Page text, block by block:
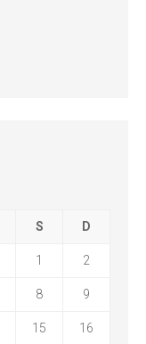
S D
1 2
8 9
15 16